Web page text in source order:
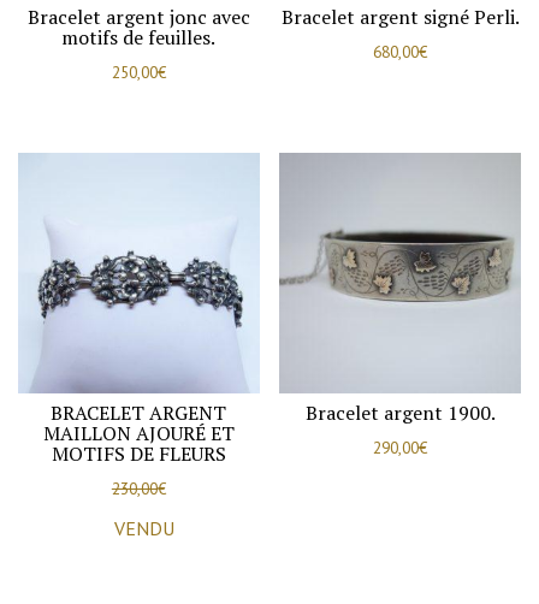
Bracelet argent jonc avec
motifs de feuilles.
250,00€
Bracelet argent signé Perli.
680,00€
BRACELET ARGENT
MAILLON AJOURÉ ET
MOTIFS DE FLEURS
230,00€
VENDU
Bracelet argent 1900.
290,00€